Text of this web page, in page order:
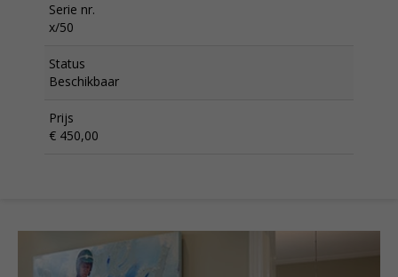
Serie nr.
x/50
Status
Beschikbaar
Prijs
€ 450,00